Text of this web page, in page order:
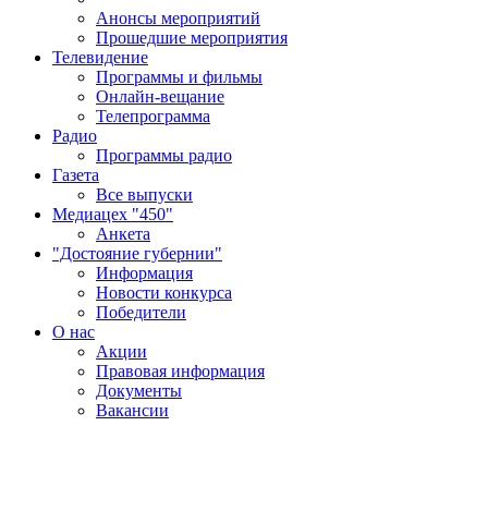
Анонсы мероприятий
Прошедшие мероприятия
Телевидение
Программы и фильмы
Онлайн-вещание
Телепрограмма
Радио
Программы радио
Газета
Все выпуски
Медиацех "450"
Анкета
"Достояние губернии"
Информация
Новости конкурса
Победители
О нас
Акции
Правовая информация
Документы
Вакансии